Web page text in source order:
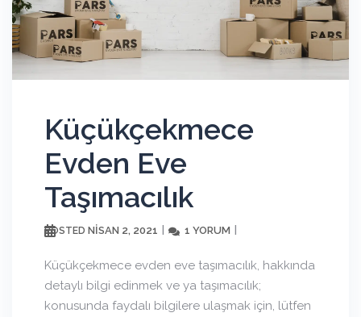
Küçükçekmece
Evden Eve
Taşımacılık
POSTED NISAN 2, 2021 1 YORUM
Küçükçekmece evden eve taşımacılık, hakkında
detaylı bilgi edinmek ve ya taşımacılık;
konusunda faydalı bilgilere ulaşmak için, lütfen